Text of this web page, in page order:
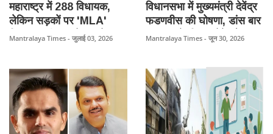
महाराष्ट्र में 288 विधायक,
लेकिन सड़कों पर 'MLA'
स्टिकर लगी हजारों-लाखों
सवाल।
Mantralaya Times - जुलाई 03, 2026
विधानसभा में मुख्यमंत्री देवेंद्र
फडणवीस की घोषणा, डांस बार
संचालन के नियम होंगे और
Mantralaya Times - जून 30, 2026